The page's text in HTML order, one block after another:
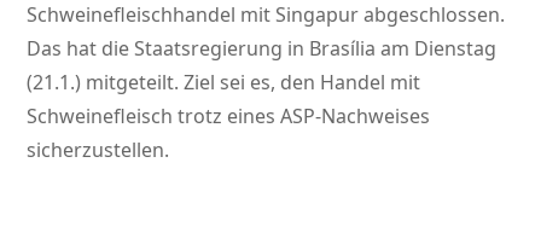
Schweinefleischhandel mit Singapur abgeschlossen.
Das hat die Staatsregierung in Brasília am Dienstag
(21.1.) mitgeteilt. Ziel sei es, den Handel mit
Schweinefleisch trotz eines ASP-Nachweises
sicherzustellen.